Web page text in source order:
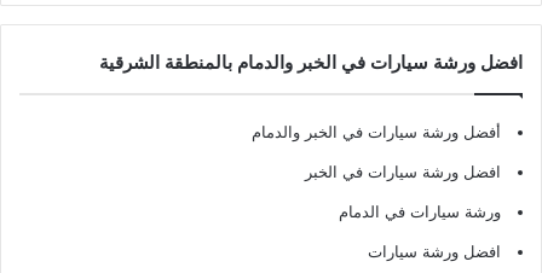
افضل ورشة سيارات في الخبر والدمام بالمنطقة الشرقية
أفضل ورشة سيارات في الخبر والدمام
افضل ورشة سيارات في الخبر
ورشة سيارات في الدمام
افضل ورشة سيارات